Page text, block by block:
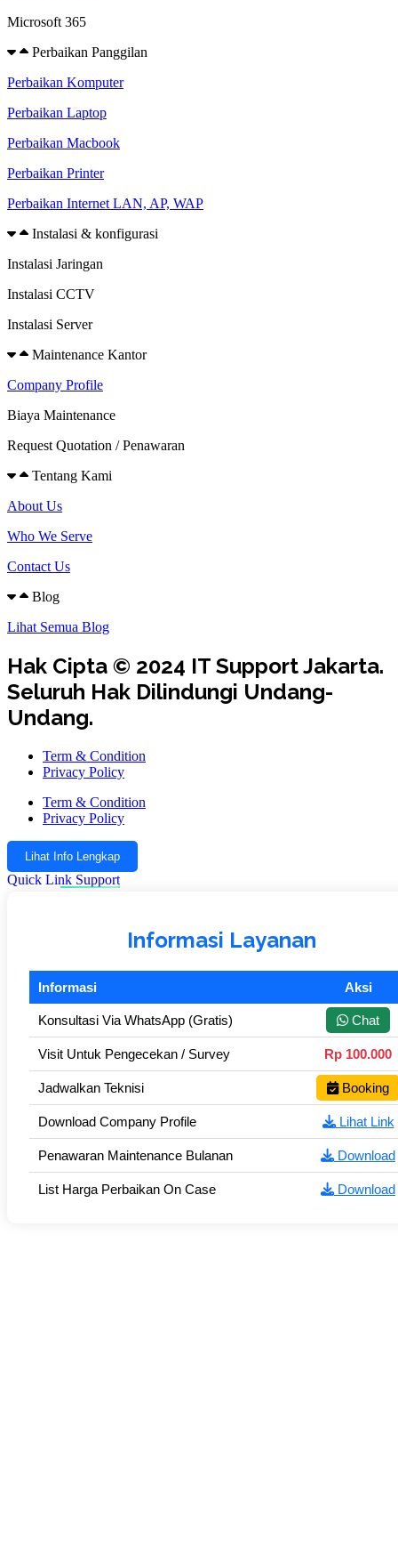
Microsoft 365
Perbaikan Panggilan
Perbaikan Komputer
Perbaikan Laptop
Perbaikan Macbook
Perbaikan Printer
Perbaikan Internet LAN, AP, WAP
Instalasi & konfigurasi
Instalasi Jaringan
Instalasi CCTV
Instalasi Server
Maintenance Kantor
Company Profile
Biaya Maintenance
Request Quotation / Penawaran
Tentang Kami
About Us
Who We Serve
Contact Us
Blog
Lihat Semua Blog
Hak Cipta © 2024 IT Support Jakarta.
Seluruh Hak Dilindungi Undang-
Undang.
Term & Condition
Privacy Policy
Term & Condition
Privacy Policy
Lihat Info Lengkap
Quick Link Support
Informasi Layanan
Informasi Aksi
Konsultasi Via WhatsApp (Gratis) Chat
Visit Untuk Pengecekan / Survey Rp 100.000
Jadwalkan Teknisi Booking
Download Company Profile Lihat Link
Penawaran Maintenance Bulanan Download
List Harga Perbaikan On Case Download